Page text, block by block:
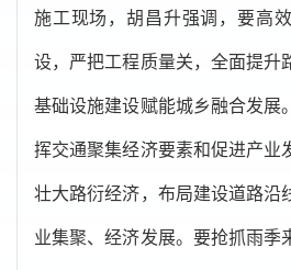
施工现场，胡昌升强调，要高
设，严把工程质量关，全面提升
基础设施建设赋能城乡融合发展
挥交通聚集经济要素和促进产业
壮大路衍经济，布局建设道路沿
业集聚、经济发展。要抢抓雨季